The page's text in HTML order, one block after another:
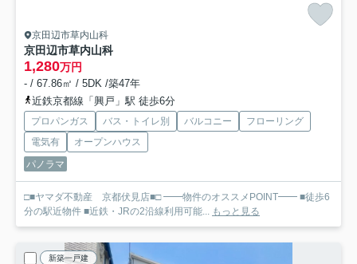
京田辺市草内山科
京田辺市草内山科
1,280万円
- / 67.86㎡ / 5DK /築47年
近鉄京都線「興戸」駅 徒歩6分
プロパンガス バス・トイレ別 バルコニー
フローリング
電気有
オープンハウス
パノラマ
□■ヤマダ不動産 京都伏見店■□ ━━物件のオススメPOINT━━ ■徒歩6
分の駅近物件 ■近鉄・JRの2沿線利用可能... もっと見る
新築一戸建